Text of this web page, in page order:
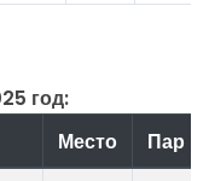
год:
Место Пар